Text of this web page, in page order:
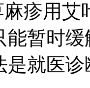
麻疹用艾
能暂时
是就医